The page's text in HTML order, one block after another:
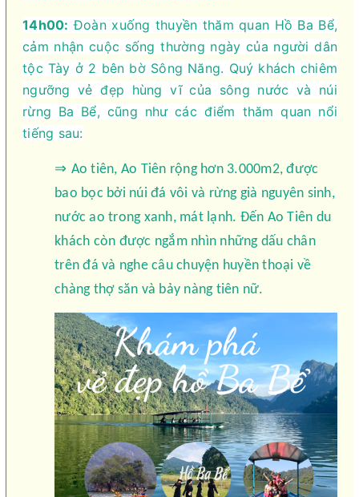
14h00: Đoàn xuống thuyền thăm quan Hồ Ba Bể,
cảm nhận cuộc sống thường ngày của người dân
tộc Tày ở 2 bên bờ Sông Năng. Quý khách chiêm
ngưỡng vẻ đẹp hùng vĩ của sông nước và núi
rừng Ba Bể, cũng như các điểm thăm quan nổi
tiếng sau:
⇒ Ao tiên, Ao Tiên rộng hơn 3.000m2, được
bao bọc bởi núi đá vôi và rừng già nguyên sinh,
nước ao trong xanh, mát lạnh. Đến Ao Tiên du
khách còn được ngắm nhìn những dấu chân
trên đá và nghe câu chuyện huyền thoại về
chàng thợ săn và bảy nàng tiên nữ.